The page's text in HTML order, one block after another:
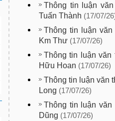
Thông tin luận
Tuấn Thành (17/07/
Thông tin luận
Km Thư (17/07/26)
Thông tin luận văn
Hữu Hoan (17/07/26)
Thông tin luận văn
Long (17/07/26)
Thông tin luận
Dũng (17/07/26)